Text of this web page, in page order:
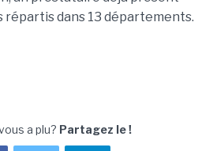
répartis dans 13 départements.
a plu? Partagez le !